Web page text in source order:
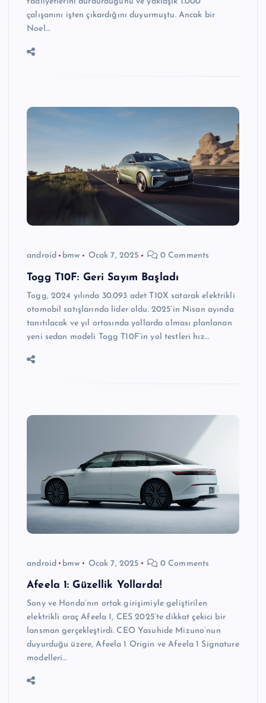
çalışanını işten çıkardığını duyurmuştu. Ancak bir
Noel…
android bmw Ocak 7, 2025 0 Comments
Togg T10F: Geri Sayım Başladı
Togg, 2024 yılında 30.093 adet T10X satarak elektrikli
otomobil satışlarında lider oldu. 2025’in Nisan ayında
tanıtılacak ve yıl ortasında yollarda olması planlanan
yeni sedan modeli Togg T10F’in yol testleri hız…
android bmw Ocak 7, 2025 0 Comments
Afeela 1: Güzellik Yollarda!
Sony ve Honda’nın ortak girişimiyle geliştirilen
elektrikli araç Afeela 1, CES 2025’te dikkat çekici bir
lansman gerçekleştirdi. CEO Yasuhide Mizuno’nun
duyurduğu üzere, Afeela 1 Origin ve Afeela 1 Signature
modelleri…